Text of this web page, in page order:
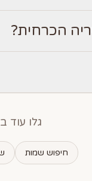
הכרחית?
גלו עוד
חיפוש שמות